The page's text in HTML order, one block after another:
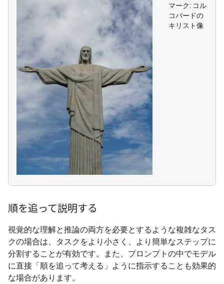
マーク: コル
コバードの
キリスト像
順を追って説明する
視覚的な理解と推論の両方を必要とするような複雑なタス
クの場合は、タスクをより小さく、より簡単なステップに
分割することが有効です。また、プロンプトの中でモデル
に直接「順を追って考える」ように指示することも効果的
な場合があります。